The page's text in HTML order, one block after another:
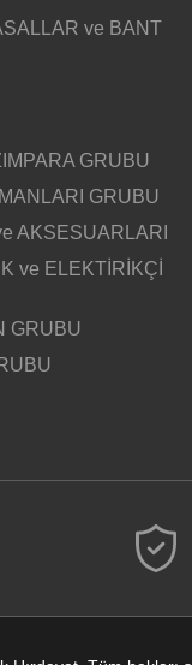
ve BANT
GRUBU
GRUBU
AKSESUARLARI
ve ELEKTİRİKÇİ
GRUBU